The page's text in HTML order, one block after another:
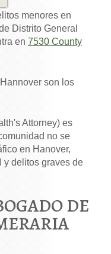
menores en
Distrito General
en 7530 County
son los
Attorney) es
no se
en Hanover,
y delitos graves de
DE